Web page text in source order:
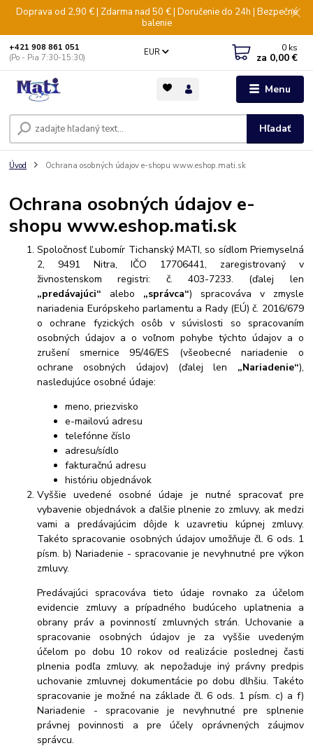
Doprava od 2,90 € | Zdarma nad 50 € | Doručenie do 24h | Bezpečné
balenie
Menu
EUR
Hľadať
+421 908 861 051
(Po - Pia 7:30-15:30)
0 ks
za 0,00 €
Úvod Ochrana osobných údajov e-shopu www.eshop.mati.sk
Ochrana osobných údajov e-
shopu www.eshop.mati.sk
Spoločnosť Ľubomír Tichanský MATI, so sídlom Priemyselná
2, 9491 Nitra, IČO 17706441, zaregistrovaný v
živnostenskom registri: č. 403-7233. (ďalej len
„predávajúci“ alebo „správca“) spracováva v zmysle
nariadenia Európskeho parlamentu a Rady (EÚ) č. 2016/679
o ochrane fyzických osôb v súvislosti so spracovaním
osobných údajov a o voľnom pohybe týchto údajov a o
zrušení smernice 95/46/ES (všeobecné nariadenie o
ochrane osobných údajov) (ďalej len „Nariadenie“),
nasledujúce osobné údaje:
meno, priezvisko
e-mailovú adresu
telefónne číslo
adresu/sídlo
fakturačnú adresu
históriu objednávok
Vyššie uvedené osobné údaje je nutné spracovať pre
vybavenie objednávok a ďalšie plnenie zo zmluvy, ak medzi
vami a predávajúcim dôjde k uzavretiu kúpnej zmluvy.
Takéto spracovanie osobných údajov umožňuje čl. 6 ods. 1
písm. b) Nariadenie - spracovanie je nevyhnutné pre výkon
zmluvy.
Predávajúci spracováva tieto údaje rovnako za účelom
evidencie zmluvy a prípadného budúceho uplatnenia a
obrany práv a povinností zmluvných strán. Uchovanie a
spracovanie osobných údajov je za vyššie uvedeným
účelom po dobu 10 rokov od realizácie poslednej časti
plnenia podľa zmluvy, ak nepožaduje iný právny predpis
uchovanie zmluvnej dokumentácie po dobu dlhšiu. Takéto
spracovanie je možné na základe čl. 6 ods. 1 písm. c) a f)
Nariadenie - spracovanie je nevyhnutné pre splnenie
právnej povinnosti a pre účely oprávnených záujmov
správcu.